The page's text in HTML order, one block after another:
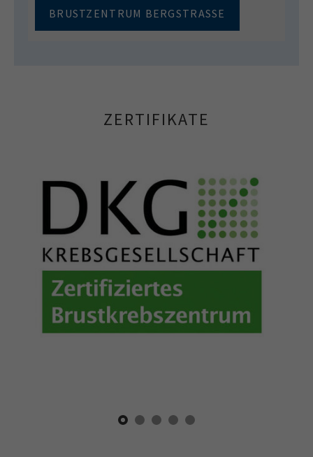
BRUSTZENTRUM BERGSTRASSE
ZERTIFIKATE